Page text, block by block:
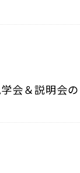
会＆説明会の